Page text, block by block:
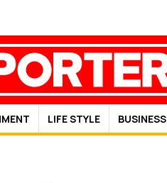
LIFE STYLE BUSINESS